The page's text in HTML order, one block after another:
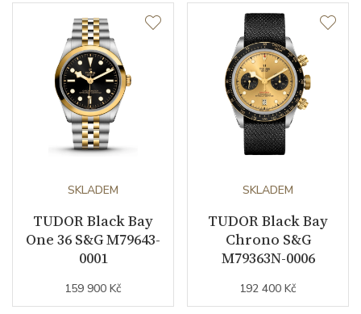
Záruční doba
nepodnikatelé (měsíců)
Modelová řada Black Bay
SKLADEM
TUDOR Black Bay
One 36 S&G M79643-
0001
159 900 Kč
SKLADEM
TUDOR Black Bay
Chrono S&G
M79363N-0006
192 400 Kč